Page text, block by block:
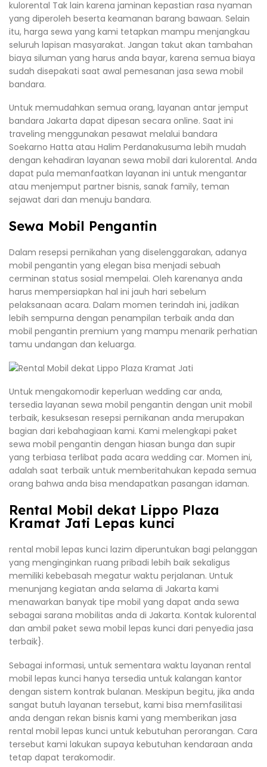
kulorental Tak lain karena jaminan kepastian rasa nyaman
yang diperoleh beserta keamanan barang bawaan. Selain
itu, harga sewa yang kami tetapkan mampu menjangkau
seluruh lapisan masyarakat. Jangan takut akan tambahan
biaya siluman yang harus anda bayar, karena semua biaya
sudah disepakati saat awal pemesanan jasa sewa mobil
bandara.
Untuk memudahkan semua orang, layanan antar jemput
bandara Jakarta dapat dipesan secara online. Saat ini
traveling menggunakan pesawat melalui bandara
Soekarno Hatta atau Halim Perdanakusuma lebih mudah
dengan kehadiran layanan sewa mobil dari kulorental. Anda
dapat pula memanfaatkan layanan ini untuk mengantar
atau menjemput partner bisnis, sanak family, teman
sejawat dari dan menuju bandara.
Sewa Mobil Pengantin
Dalam resepsi pernikahan yang diselenggarakan, adanya
mobil pengantin yang elegan bisa menjadi sebuah
cerminan status sosial mempelai. Oleh karenanya anda
harus mempersiapkan hal ini jauh hari sebelum
pelaksanaan acara. Dalam momen terindah ini, jadikan
lebih sempurna dengan penampilan terbaik anda dan
mobil pengantin premium yang mampu menarik perhatian
tamu undangan dan keluarga.
Untuk mengakomodir keperluan wedding car anda,
tersedia layanan sewa mobil pengantin dengan unit mobil
terbaik, kesuksesan resepsi pernikanan anda merupakan
bagian dari kebahagiaan kami. Kami melengkapi paket
sewa mobil pengantin dengan hiasan bunga dan supir
yang terbiasa terlibat pada acara wedding car. Momen ini,
adalah saat terbaik untuk memberitahukan kepada semua
orang bahwa anda bisa mendapatkan pasangan idaman.
Rental Mobil dekat Lippo Plaza
Kramat Jati Lepas kunci
rental mobil lepas kunci lazim diperuntukan bagi pelanggan
yang menginginkan ruang pribadi lebih baik sekaligus
memiliki kebebasah megatur waktu perjalanan. Untuk
menunjang kegiatan anda selama di Jakarta kami
menawarkan banyak tipe mobil yang dapat anda sewa
sebagai sarana mobilitas anda di Jakarta. Kontak kulorental
dan ambil paket sewa mobil lepas kunci dari penyedia jasa
terbaik}.
Sebagai informasi, untuk sementara waktu layanan rental
mobil lepas kunci hanya tersedia untuk kalangan kantor
dengan sistem kontrak bulanan. Meskipun begitu, jika anda
sangat butuh layanan tersebut, kami bisa memfasilitasi
anda dengan rekan bisnis kami yang memberikan jasa
rental mobil lepas kunci untuk kebutuhan perorangan. Cara
tersebut kami lakukan supaya kebutuhan kendaraan anda
tetap dapat terakomodir.